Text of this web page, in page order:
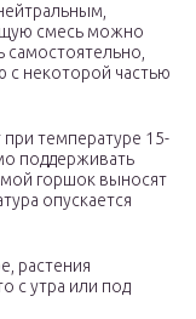
смесь можно
самостоятельно,
некоторой частью
при температуре 15-
поддерживать
горшок выносят
опускается
растения
с утра или под